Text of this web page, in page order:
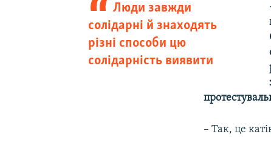
Люди завжди
солідарні й знаходять
різні способи цю
солідарність виявити
– Так, це